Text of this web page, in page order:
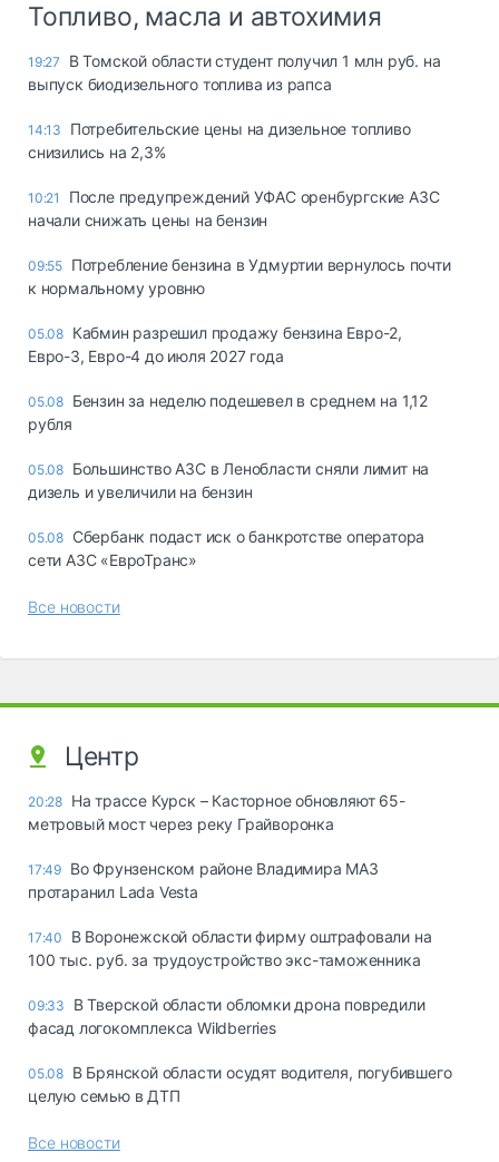
Топливо, масла и автохимия
19:27
В Томской области студент получил 1 млн руб. на
выпуск биодизельного топлива из рапса
14:13
Потребительские цены на дизельное топливо
снизились на 2,3%
10:21
После предупреждений УФАС оренбургские АЗС
начали снижать цены на бензин
09:55 Потребление бензина в Удмуртии вернулось почти
к нормальному уровню
05.08 Кабмин разрешил продажу бензина Евро-2,
Евро-3, Евро-4 до июля 2027 года
05.08 Бензин за неделю подешевел в среднем на 1,12
рубля
05.08 Большинство АЗС в Ленобласти сняли лимит на
дизель и увеличили на бензин
05.08 Сбербанк подаст иск о банкротстве оператора
сети АЗС «ЕвроТранс»
Все новости
Центр
20:28 На трассе Курск – Касторное обновляют 65-
метровый мост через реку Грайворонка
17:49 Во Фрунзенском районе Владимира МАЗ
протаранил Lada Vesta
17:40
В Воронежской области фирму оштрафовали на
100 тыс. руб. за трудоустройство экс-таможенника
09:33
В Тверской области обломки дрона повредили
фасад логокомплекса Wildberries
05.08 В Брянской области осудят водителя, погубившего
целую семью в ДТП
Все новости